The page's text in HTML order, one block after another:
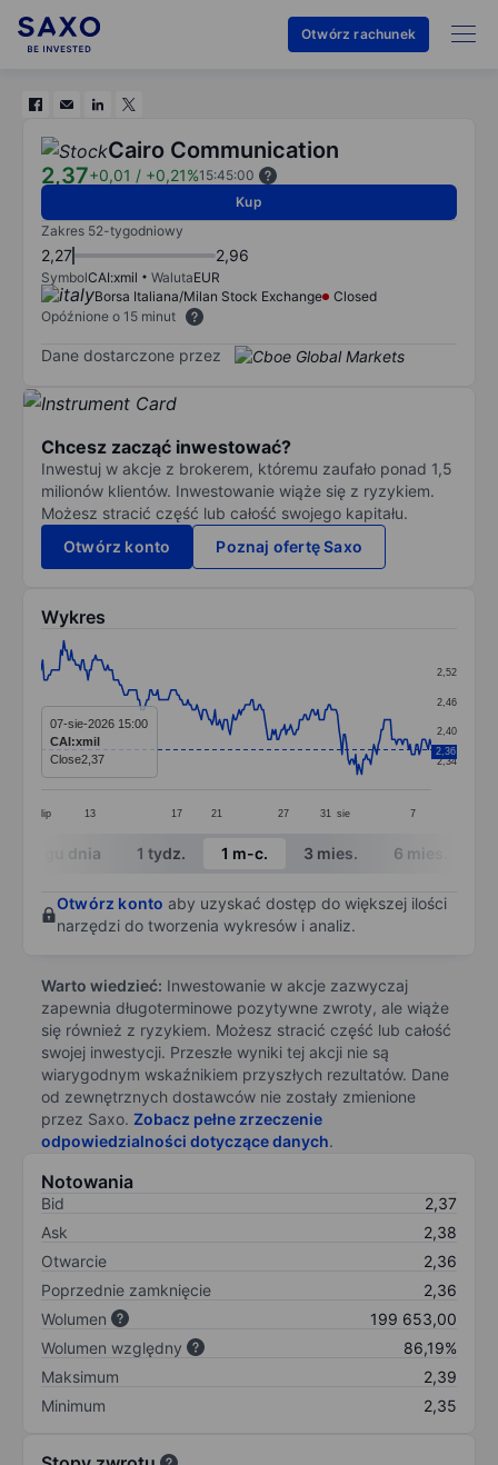
Otwórz rachunek
Cairo Communication
2,37+0,01 / +0,21%15:45:00
Kup
Zakres 52-tygodniowy
2,27 2,96
SymbolCAI:xmil WalutaEUR
Borsa Italiana/Milan Stock Exchange
Closed
Opóźnione o 15 minut
Dane dostarczone przez
Chcesz zacząć inwestować?
Inwestuj w akcje z brokerem, któremu zaufało ponad 1,5
milionów klientów. Inwestowanie wiąże się z ryzykiem.
Możesz stracić część lub całość swojego kapitału.
Otwórz konto
Poznaj ofertę Saxo
Wykres
Chart
Line chart with 259 data points.
The chart has 1 X axis displaying categories.
The chart has 1 Y axis displaying values. Data
lip 13 17 21 27 31 sie 7
2,34
2,40
2,46
2,52
2,36
07-sie-2026 15:00
CAI:xmil
Close2,37
End of interactive chart.
W ciągu dnia 1 tydz. 1 m-c. 3 mies. 6 mies.
Otwórz konto aby uzyskać dostęp do większej ilości
narzędzi do tworzenia wykresów i analiz.
Warto wiedzieć: Inwestowanie w akcje zazwyczaj
zapewnia długoterminowe pozytywne zwroty, ale wiąże
się również z ryzykiem. Możesz stracić część lub całość
swojej inwestycji. Przeszłe wyniki tej akcji nie są
wiarygodnym wskaźnikiem przyszłych rezultatów. Dane
od zewnętrznych dostawców nie zostały zmienione
przez Saxo. Zobacz pełne zrzeczenie
odpowiedzialności dotyczące danych.
Notowania
Bid
2,37
Ask
2,38
Otwarcie
2,36
Poprzednie zamknięcie
2,36
Wolumen
199 653,00
Wolumen względny
86,19%
Maksimum
2,39
Minimum
2,35